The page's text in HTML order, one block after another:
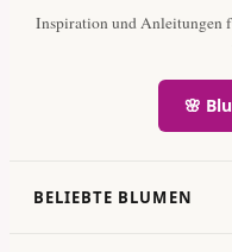
Inspiration und Anleitungen
🌸
BELIEBTE BLUMEN